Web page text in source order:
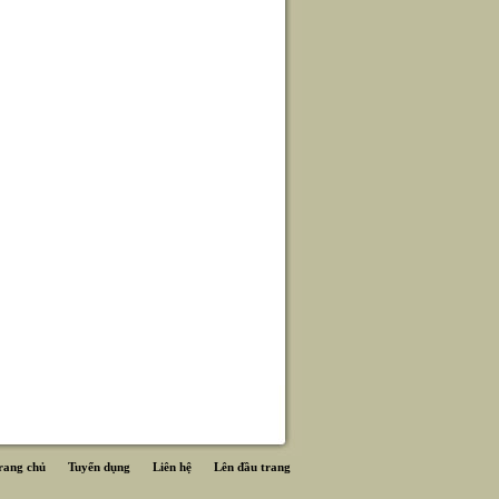
chủ Tuyển dụng Liên hệ Lên đầu trang